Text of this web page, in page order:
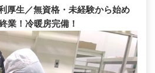
厚生／無資格・未経験から始め
業！冷暖房完備！